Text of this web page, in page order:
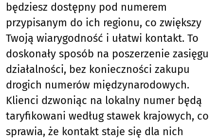
będziesz dostępny pod numerem
przypisanym do ich regionu, co zwiększy
Twoją wiarygodność i ułatwi kontakt. To
doskonały sposób na poszerzenie zasięgu
działalności, bez konieczności zakupu
drogich numerów międzynarodowych.
Klienci dzwoniąc na lokalny numer będą
taryfikowani według stawek krajowych, co
sprawia, że kontakt staje się dla nich